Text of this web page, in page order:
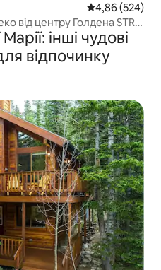
Середня
4,86 (524)
від центру Голдена STR-
інші чудові
відпочинку